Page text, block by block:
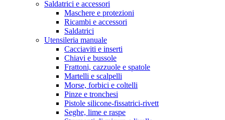
Saldatrici e accessori
Maschere e protezioni
Ricambi e accessori
Saldatrici
Utensileria manuale
Cacciaviti e inserti
Chiavi e bussole
Frattoni, cazzuole e spatole
Martelli e scalpelli
Morse, forbici e coltelli
Pinze e tronchesi
Pistole silicone-fissatrici-rivett
Seghe, lime e raspe